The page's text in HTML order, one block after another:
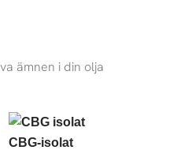
ämnen i din olja
CBG-isolat